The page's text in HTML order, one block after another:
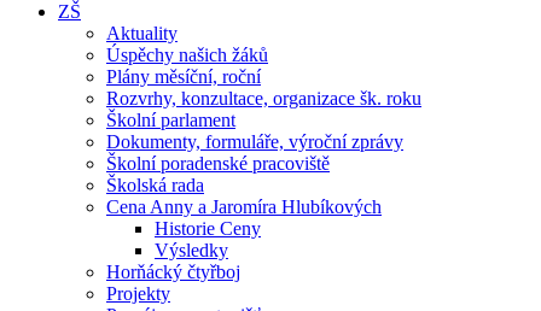
ZŠ
Aktuality
Úspěchy našich žáků
Plány měsíční, roční
Rozvrhy, konzultace, organizace šk. roku
Školní parlament
Dokumenty, formuláře, výroční zprávy
Školní poradenské pracoviště
Školská rada
Cena Anny a Jaromíra Hlubíkových
Historie Ceny
Výsledky
Horňácký čtyřboj
Projekty